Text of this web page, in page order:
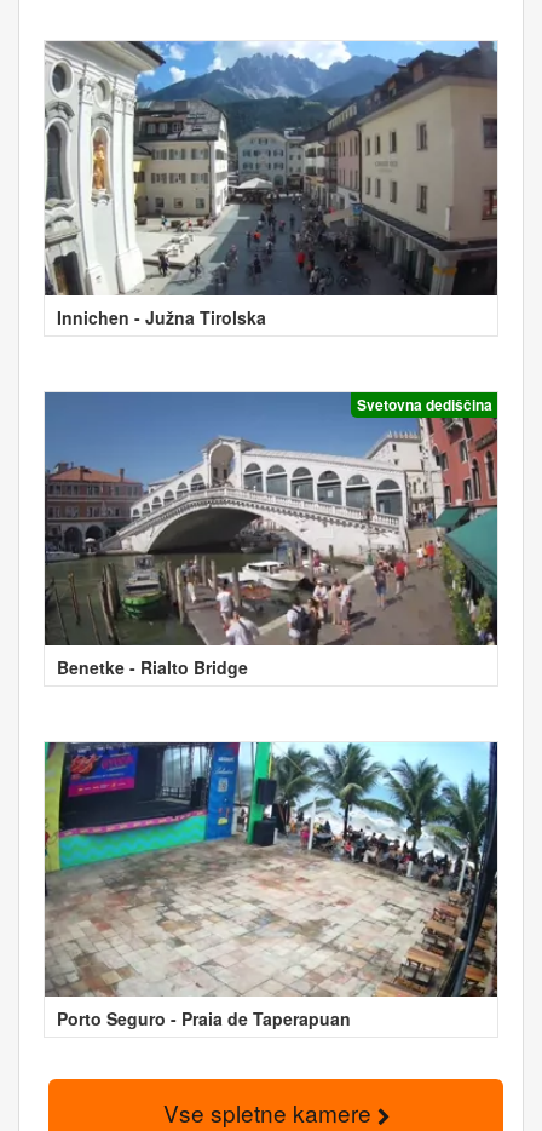
Innichen - Južna Tirolska
Svetovna dediščina
Benetke - Rialto Bridge
Porto Seguro - Praia de Taperapuan
Vse spletne kamere